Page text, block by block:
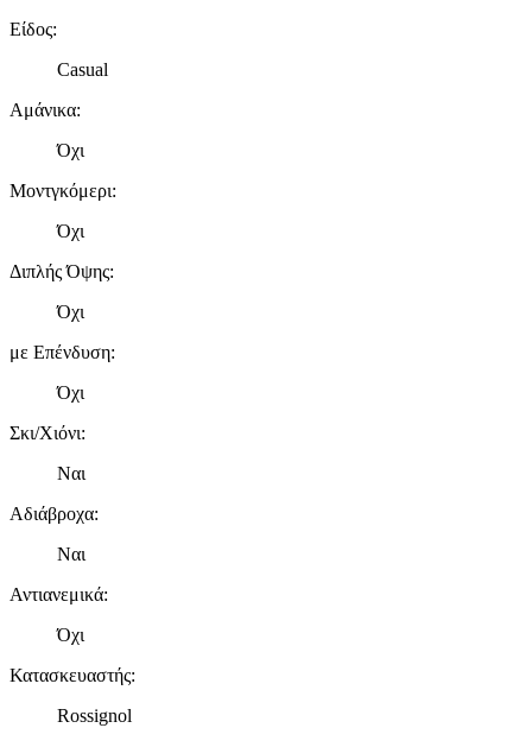
Είδος:
Casual
Αμάνικα:
Όχι
Μοντγκόμερι:
Όχι
Διπλής Όψης:
Όχι
με Επένδυση:
Όχι
Σκι/Χιόνι:
Ναι
Αδιάβροχα:
Ναι
Αντιανεμικά:
Όχι
Κατασκευαστής:
Rossignol